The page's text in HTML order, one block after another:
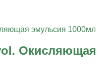
Окисляющая